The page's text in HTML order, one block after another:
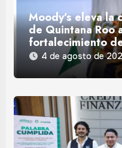
Moody’s eleva
de Quintana Roo
fortalecimiento
4 de agosto de